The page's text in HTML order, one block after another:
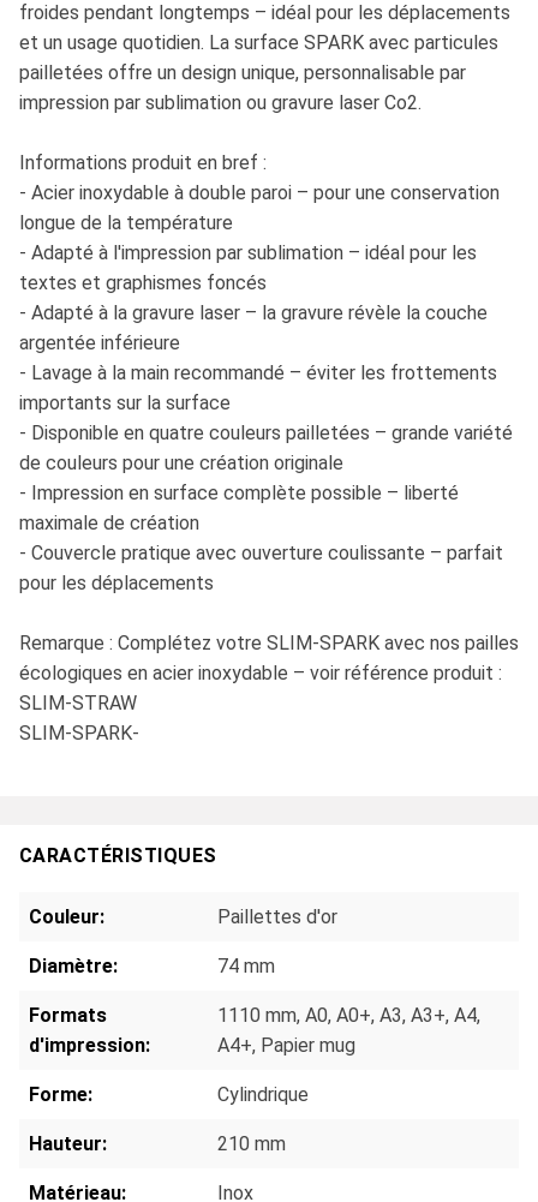
froides pendant longtemps – idéal pour les déplacements
et un usage quotidien. La surface SPARK avec particules
pailletées offre un design unique, personnalisable par
impression par sublimation ou gravure laser Co2.
Informations produit en bref :
- Acier inoxydable à double paroi – pour une conservation
longue de la température
- Adapté à l'impression par sublimation – idéal pour les
textes et graphismes foncés
- Adapté à la gravure laser – la gravure révèle la couche
argentée inférieure
- Lavage à la main recommandé – éviter les frottements
importants sur la surface
- Disponible en quatre couleurs pailletées – grande variété
de couleurs pour une création originale
- Impression en surface complète possible – liberté
maximale de création
- Couvercle pratique avec ouverture coulissante – parfait
pour les déplacements
Remarque : Complétez votre SLIM-SPARK avec nos pailles
écologiques en acier inoxydable – voir référence produit :
SLIM-STRAW
SLIM-SPARK-
CARACTÉRISTIQUES
Couleur: Paillettes d'or
Diamètre: 74 mm
Formats
d'impression:
1110 mm, A0, A0+, A3, A3+, A4,
A4+, Papier mug
Forme: Cylindrique
Hauteur: 210 mm
Matérieau: Inox